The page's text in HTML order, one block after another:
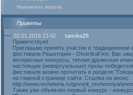
Напомнить пароль
Приветы
03.01.2018 23:42
tamika25
Приветствую!
Приглашаю принять участие в традиционном
фестивале Решетории - OtvertkaFest. Вас
интересные конкурсы, теплая дружеская
настоящие (невиртуальные) призы
фестиваля можно прочитать в разделе
на главной странице сайта. Ссылка на анонс:
http://www.reshetoria.ru/govorit_reshetoriya/
Также уже объявлен первый конкурс -